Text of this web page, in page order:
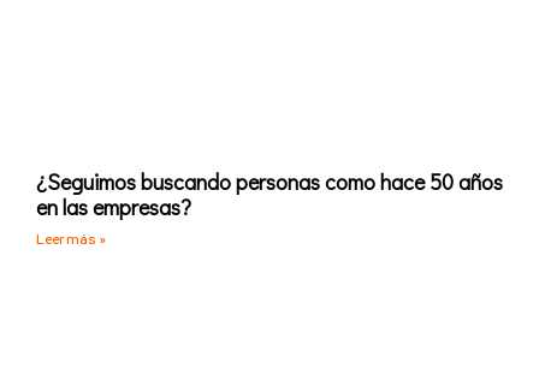
¿Seguimos buscando personas como hace 50 años
en las empresas?
Leer más »